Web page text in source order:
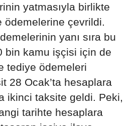
yatmasıyla birlikte
ödemelerine çevrildi.
yanı sıra bu
bin kamu işçisi için de
tediye ödemeleri
28 Ocak’ta hesaplara
ikinci taksite geldi. Peki,
tarihte hesaplara